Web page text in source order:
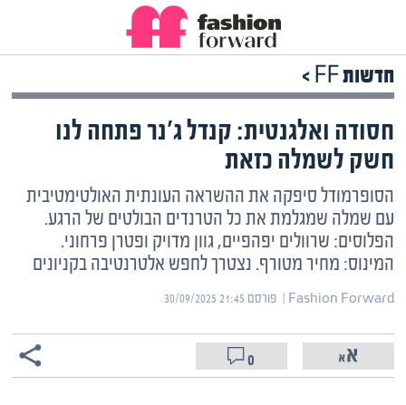
חדשות FF >
חסודה ואלגנטית: קנדל ג'נר פתחה לנו
חשק לשמלה כזאת
הסופרמודל סיפקה את ההשראה העונתית האולטימטיבית
עם שמלה שמגלמת את כל הטרנדים הבולטים של הרגע.
הפלוסים: שרוולים יפהפיים, גוון מדויק ופטרן פרחוני.
המינוס: מחיר מטורף. נצטרך לחפש אלטרנטיבה בקניונים
Fashion Forward | ‏ פורסם ‎30/09/2025 21:45
0